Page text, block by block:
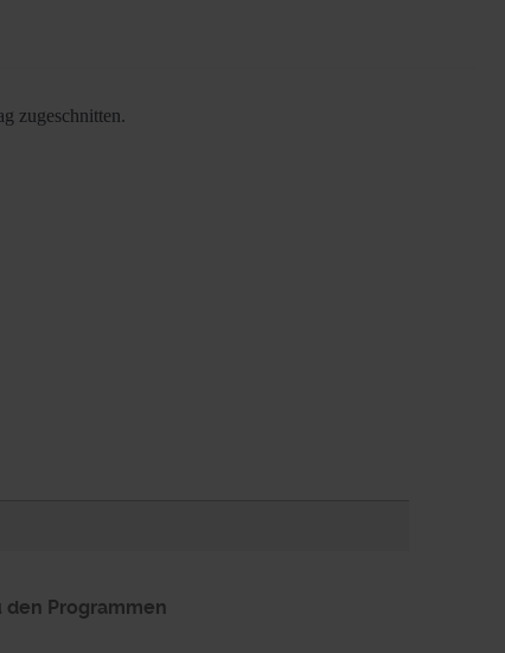
zugeschnitten.
Programmen